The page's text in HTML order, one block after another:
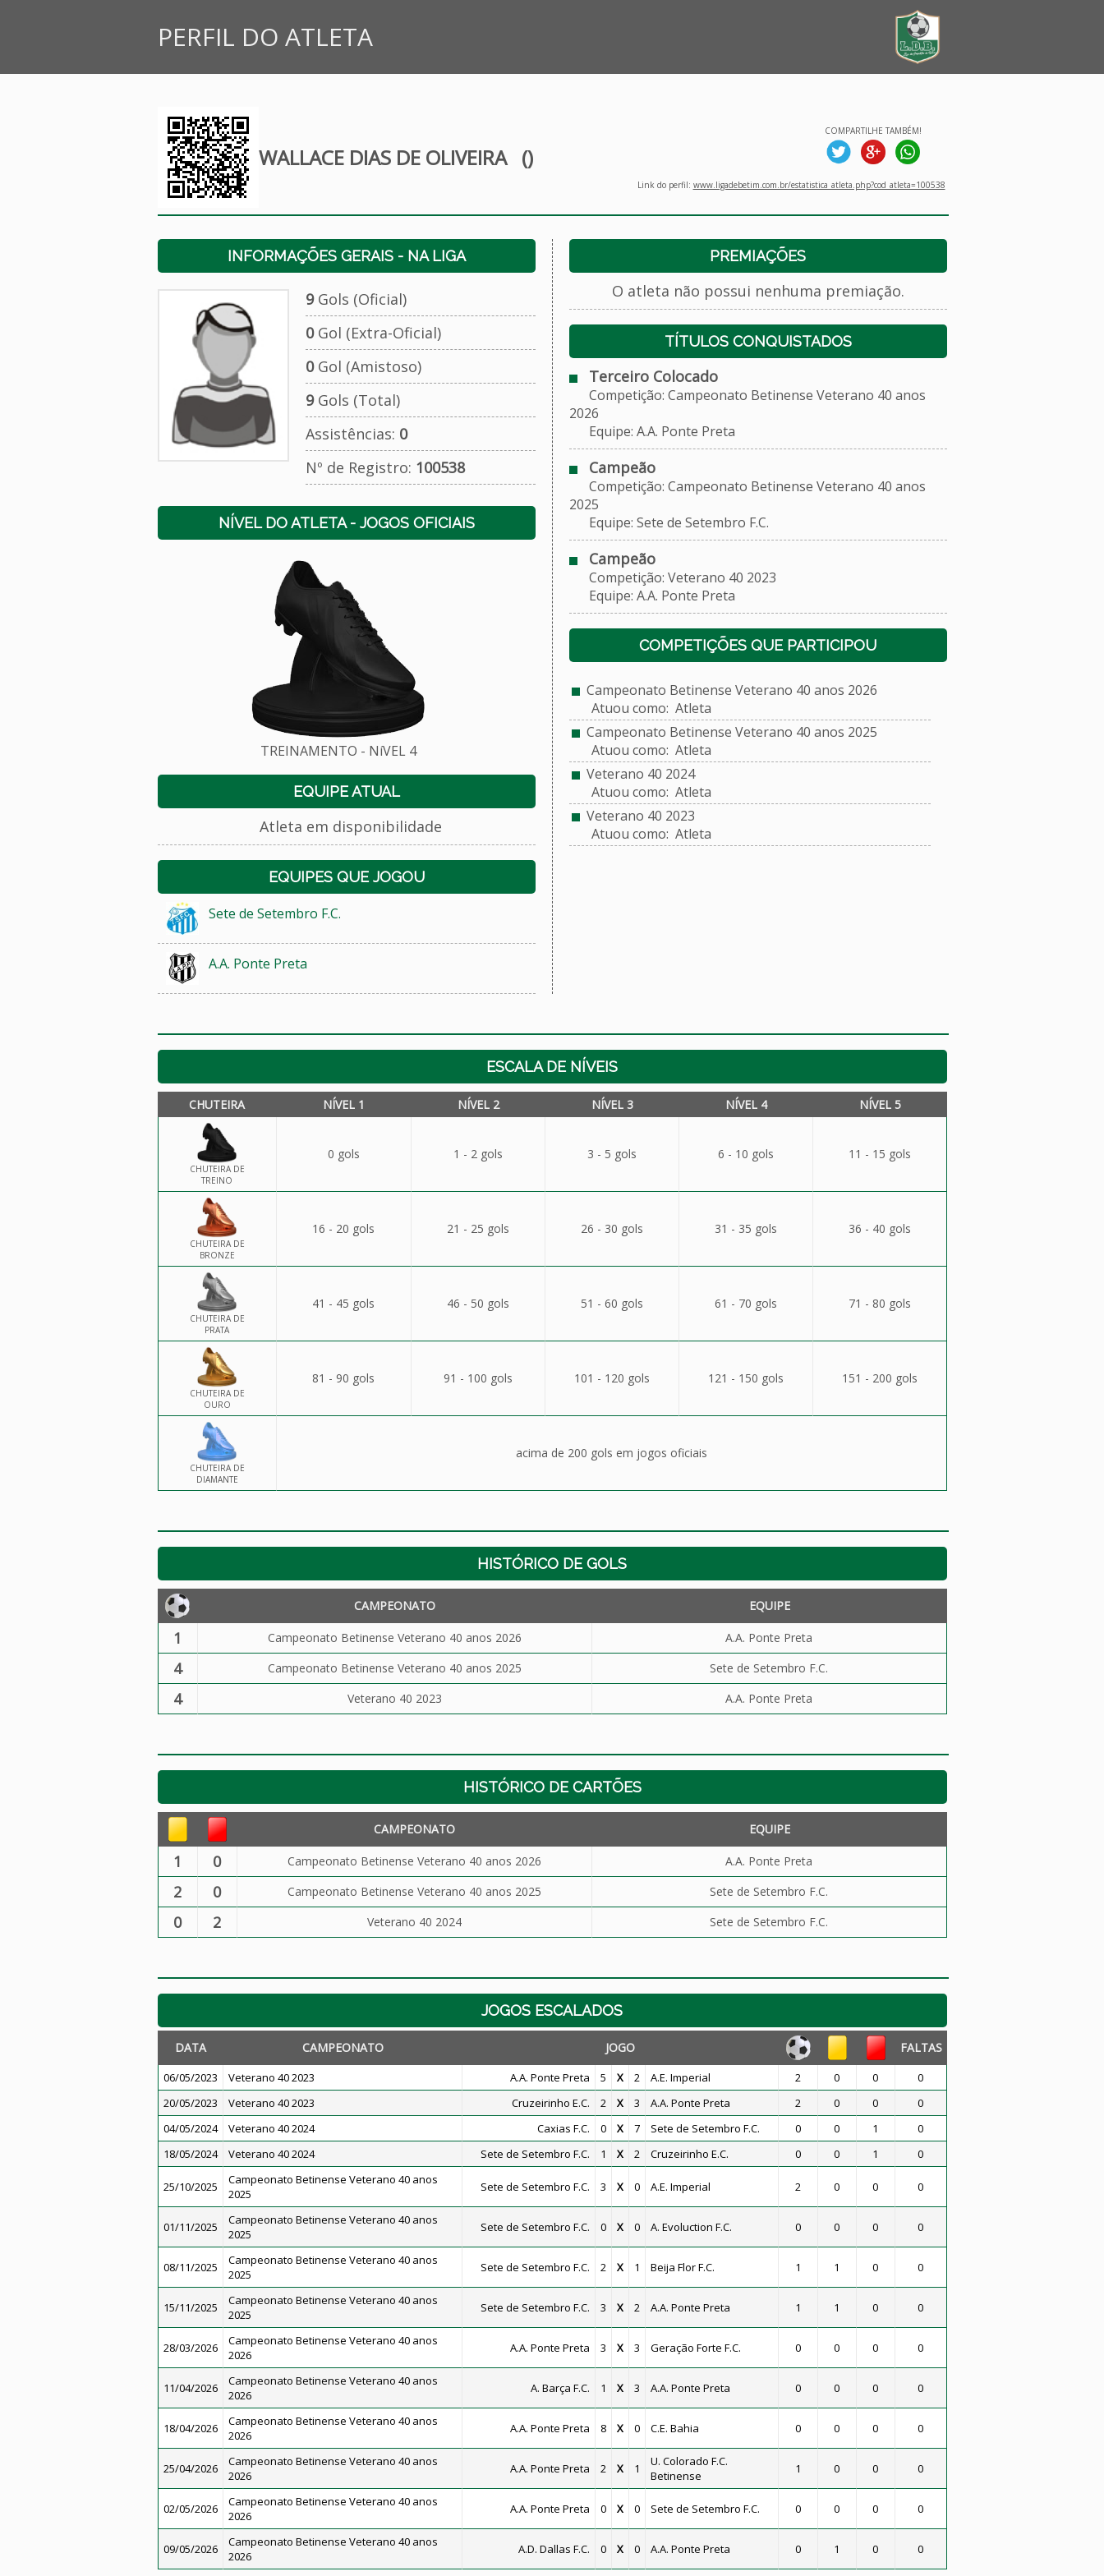
PERFIL DO ATLETA
WALLACE DIAS DE OLIVEIRA ()
COMPARTILHE TAMBÉM!
Link do perfil: www.ligadebetim.com.br/estatistica_atleta.php?cod_atleta=100538
INFORMAÇÕES GERAIS - NA LIGA
9Gols (Oficial)
0Gol (Extra-Oficial)
0Gol (Amistoso)
9Gols (Total)
Assistências: 0
Nº de Registro: 100538
NÍVEL DO ATLETA - JOGOS OFICIAIS
TREINAMENTO - NíVEL 4
EQUIPE ATUAL
Atleta em disponibilidade
EQUIPES QUE JOGOU
Sete de Setembro F.C.
A.A. Ponte Preta
PREMIAÇÕES
O atleta não possui nenhuma premiação.
TÍTULOS CONQUISTADOS
Terceiro Colocado
Competição: Campeonato Betinense Veterano 40 anos
2026
Equipe: A.A. Ponte Preta
Campeão
Competição: Campeonato Betinense Veterano 40 anos
2025
Equipe: Sete de Setembro F.C.
Campeão
Competição: Veterano 40 2023
Equipe: A.A. Ponte Preta
COMPETIÇÕES QUE PARTICIPOU
Campeonato Betinense Veterano 40 anos 2026
Atuou como: Atleta
Campeonato Betinense Veterano 40 anos 2025
Atuou como: Atleta
Veterano 40 2024
Atuou como: Atleta
Veterano 40 2023
Atuou como: Atleta
ESCALA DE NÍVEIS
CHUTEIRA NÍVEL 1 NÍVEL 2 NÍVEL 3 NÍVEL 4 NÍVEL 5
CHUTEIRA DE
TREINO
0 gols 1 - 2 gols 3 - 5 gols 6 - 10 gols 11 - 15 gols
CHUTEIRA DE
BRONZE
16 - 20 gols 21 - 25 gols 26 - 30 gols 31 - 35 gols 36 - 40 gols
CHUTEIRA DE
PRATA
41 - 45 gols 46 - 50 gols 51 - 60 gols 61 - 70 gols 71 - 80 gols
CHUTEIRA DE
OURO
81 - 90 gols 91 - 100 gols 101 - 120 gols 121 - 150 gols 151 - 200 gols
CHUTEIRA DE
DIAMANTE
acima de 200 gols em jogos oficiais
HISTÓRICO DE GOLS
CAMPEONATO EQUIPE
1 Campeonato Betinense Veterano 40 anos 2026 A.A. Ponte Preta
4 Campeonato Betinense Veterano 40 anos 2025 Sete de Setembro F.C.
4 Veterano 40 2023 A.A. Ponte Preta
HISTÓRICO DE CARTÕES
CAMPEONATO EQUIPE
1 0 Campeonato Betinense Veterano 40 anos 2026 A.A. Ponte Preta
2 0 Campeonato Betinense Veterano 40 anos 2025 Sete de Setembro F.C.
0 2 Veterano 40 2024 Sete de Setembro F.C.
JOGOS ESCALADOS
DATA CAMPEONATO JOGO FALTAS
06/05/2023 Veterano 40 2023 A.A. Ponte Preta 5 X 2 A.E. Imperial 2 0 0
0
20/05/2023
Veterano 40 2023 Cruzeirinho E.C. 2 X 3 A.A. Ponte Preta 2 0 0
0
04/05/2024
Veterano 40 2024 Caxias F.C. 0 X 7 Sete de Setembro F.C. 0 0 1
0
18/05/2024
Veterano 40 2024 Sete de Setembro F.C. 1 X 2 Cruzeirinho E.C. 0 0 1 0
25/10/2025
Campeonato Betinense Veterano 40 anos
2025
Sete de Setembro F.C. 3 X 0 A.E. Imperial 2 0 0 0
01/11/2025
Campeonato Betinense Veterano 40 anos
2025
Sete de Setembro F.C. 0 X 0 A. Evoluction F.C. 0 0 0 0
08/11/2025
Campeonato Betinense Veterano 40 anos
2025
Sete de Setembro F.C. 2 X 1 Beija Flor F.C. 1 1 0 0
15/11/2025
Campeonato Betinense Veterano 40 anos
2025
Sete de Setembro F.C. 3 X 2 A.A. Ponte Preta 1 1 0 0
28/03/2026
Campeonato Betinense Veterano 40 anos
2026
A.A. Ponte Preta 3 X 3 Geração Forte F.C. 0 0 0 0
11/04/2026
Campeonato Betinense Veterano 40 anos
2026
A. Barça F.C. 1 X 3 A.A. Ponte Preta 0 0 0 0
18/04/2026
Campeonato Betinense Veterano 40 anos
2026
A.A. Ponte Preta 8 X 0 C.E. Bahia 0 0 0 0
25/04/2026
Campeonato Betinense Veterano 40 anos
2026
A.A. Ponte Preta 2 X 1
U. Colorado F.C.
Betinense
1 0 0 0
02/05/2026
Campeonato Betinense Veterano 40 anos
2026
A.A. Ponte Preta 0 X 0 Sete de Setembro F.C. 0 0 0 0
09/05/2026
Campeonato Betinense Veterano 40 anos
2026
A.D. Dallas F.C. 0 X 0 A.A. Ponte Preta 0 1 0 0